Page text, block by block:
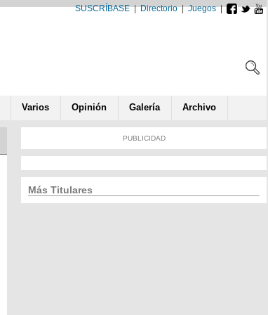
SUSCRÍBASE|Directorio|Juegos|
Varios Opinión Galería Archivo
PUBLICIDAD
Más Titulares